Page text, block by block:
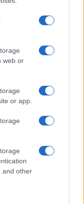
web or
or app.
and other
e orari della
regate preliminari
vince la